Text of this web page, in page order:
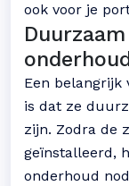
ook voor je
Een belangrijk
is dat ze
zijn. Zodra de
geïnstalleerd,
onderhoud